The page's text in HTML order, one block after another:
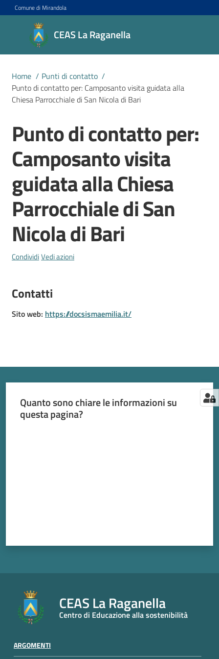
Vai al contenuto
Vai alla navigazione
Vai al footer
Comune di Mirandola
CEAS La Raganella
CEAS La
Raganella
Educazione
alla
sostenibilità
Progetti
Agenda
2030
Vecchio
Home / Punti di contatto /
Punto di contatto per: Camposanto visita guidata alla
Chiesa Parrocchiale di San Nicola di Bari
Salta al contenuto
Punto di contatto per:
Camposanto visita
guidata alla Chiesa
Parrocchiale di San
Nicola di Bari
CondividiVedi azioni
Contatti
Sito web: https://docsismaemilia.it/
Quanto sono chiare le informazioni su
questa pagina?
CEAS La Raganella
Centro di Educazione alla sostenibilità
ARGOMENTI